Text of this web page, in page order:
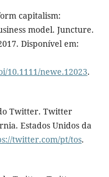
capitalism:
model. Juncture.
Disponível em:
10.1111/newe.12023.
Twitter. Twitter
Estados Unidos da
twitter.com/pt/tos.